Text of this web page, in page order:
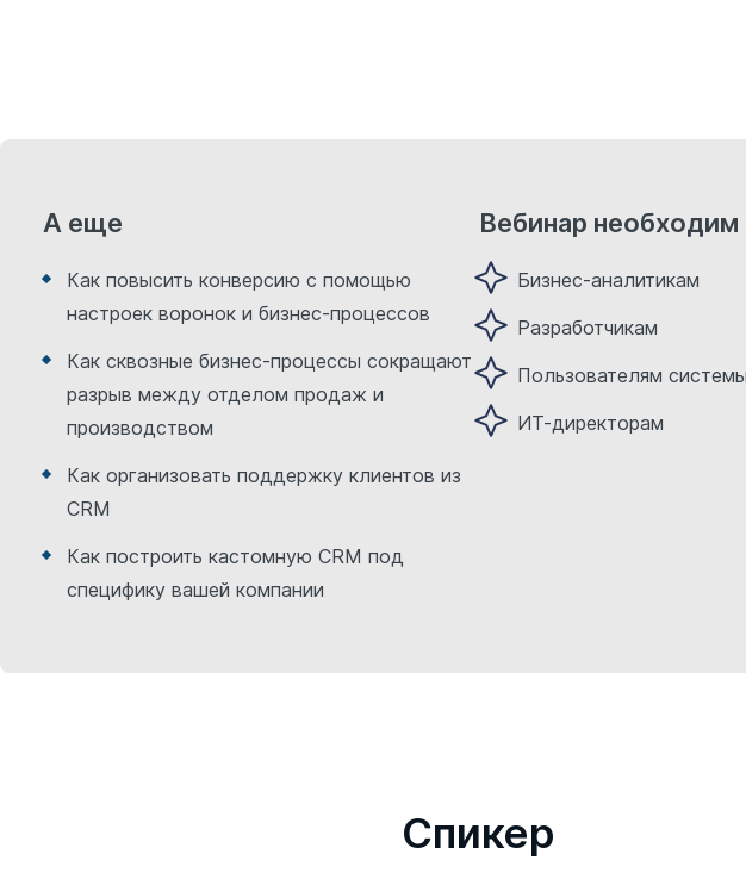
А еще
Как повысить конверсию с помощью
настроек воронок и бизнес-процессов
Как сквозные бизнес-процессы сокращают
разрыв между отделом продаж и
производством
Как организовать поддержку клиентов из
CRM
Как построить кастомную CRM под
специфику вашей компании
Вебинар необходим
Бизнес-аналитикам
Разработчикам
Пользователям
ИТ-директорам
Cпикер